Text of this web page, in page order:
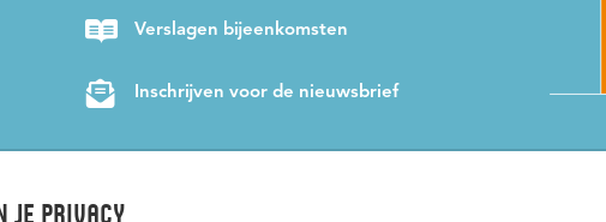
je privacy
Verslagen bijeenkomsten
Inschrijven voor de nieuwsbrief